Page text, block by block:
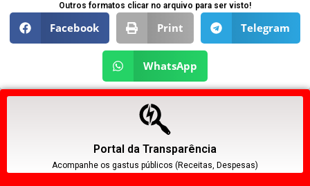
Outros formatos clicar no arquivo para ser visto!
Facebook Print Telegram
WhatsApp
Portal da Transparência
Acompanhe os gastus públicos (Receitas, Despesas)